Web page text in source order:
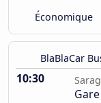
Économique
BlaBlaCar
10:30